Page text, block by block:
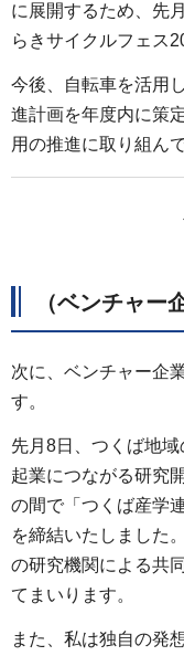
に展開するため、先
らきサイクルフェス
今後、自転車を活用
進計画を年度内に策
用の推進に取り組ん
（ベンチャー
次に、ベンチャー企
す。
先月8日、つくば地
起業につながる研究
の間で「つくば産学
を締結いたしました
の研究機関による共
てまいります。
また、私は独自の発